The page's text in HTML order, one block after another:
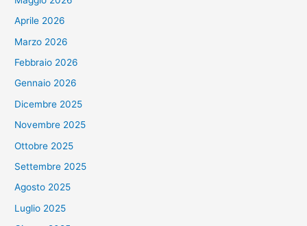
Aprile 2026
Marzo 2026
Febbraio 2026
Gennaio 2026
Dicembre 2025
Novembre 2025
Ottobre 2025
Settembre 2025
Agosto 2025
Luglio 2025